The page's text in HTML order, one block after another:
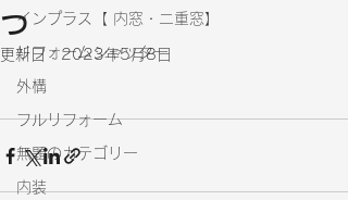
インプラス【 内窓・二重窓】
リフォームシャッター
外構
フルリフォーム
無題のカテゴリー
内装
つ
更新日：2023年5月8日